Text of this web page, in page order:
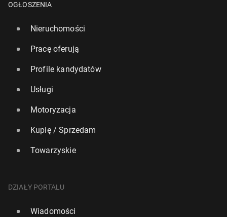
OGŁOSZENIA
Nieruchomości
Pracę oferują
Profile kandydatów
Usługi
Motoryzacja
Kupię / Sprzedam
Towarzyskie
DZIAŁY PORTALU
Wiadomości